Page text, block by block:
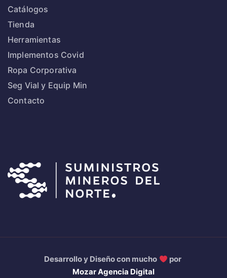
Catálogos
Tienda
Herramientas
Implementos Covid
Ropa Corporativa
Seg Vial y Equip Min
Contacto
Desarrollo y Diseño con mucho
por
Mozar Agencia Digital